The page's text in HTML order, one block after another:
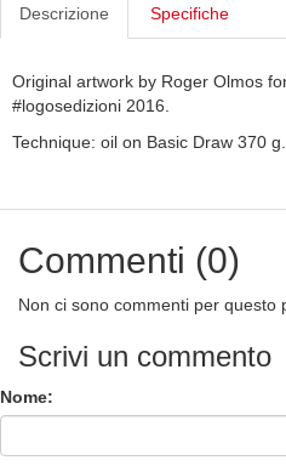
Descrizione Specifiche
Original artwork by Roger Olmos
#logosedizioni 2016.
Technique: oil on Basic Draw 370
Commenti (0)
Non ci sono commenti per questo
Scrivi un commento
Nome: